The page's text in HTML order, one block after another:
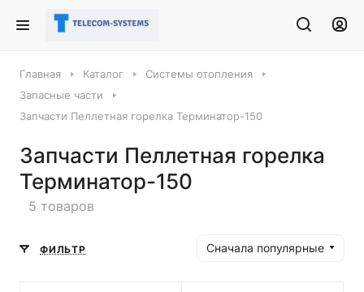
Главная Каталог
Cистемы отопления
Запасные части
Запчасти Пеллетная горелка Терминатор-150
Запчасти Пеллетная горелка
Терминатор-150
5 товаров
ФИЛЬТР Сначала популярные